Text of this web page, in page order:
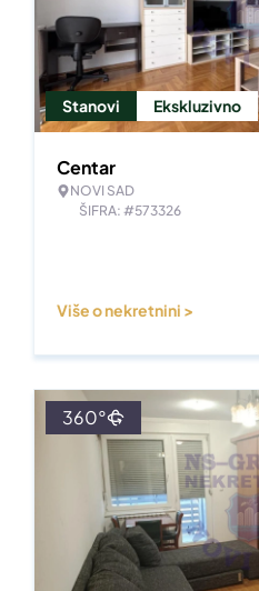
Stanovi Ekskluzivno
Centar
NOVI SAD
ŠIFRA: #573326
Više o nekretnini >
360°